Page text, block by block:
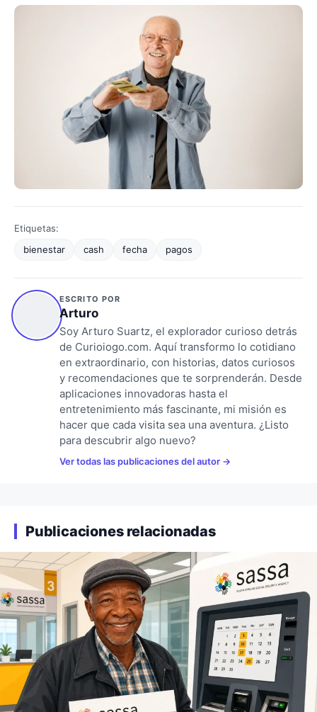
Etiquetas:
bienestar
cash fecha pagos
ESCRITO POR
Arturo
Soy Arturo Suartz, el explorador curioso detrás
de Curioiogo.com. Aquí transformo lo cotidiano
en extraordinario, con historias, datos curiosos
y recomendaciones que te sorprenderán. Desde
aplicaciones innovadoras hasta el
entretenimiento más fascinante, mi misión es
hacer que cada visita sea una aventura. ¿Listo
para descubrir algo nuevo?
Ver todas las publicaciones del autor
Publicaciones relacionadas